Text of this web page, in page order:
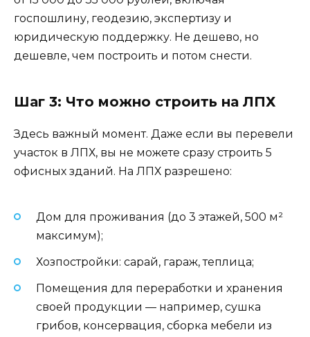
госпошлину, геодезию, экспертизу и
юридическую поддержку. Не дешево, но
дешевле, чем построить и потом снести.
Шаг 3: Что можно строить на ЛПХ
Здесь важный момент. Даже если вы перевели
участок в ЛПХ, вы не можете сразу строить 5
офисных зданий. На ЛПХ разрешено:
Дом для проживания (до 3 этажей, 500 м²
максимум);
Хозпостройки: сарай, гараж, теплица;
Помещения для переработки и хранения
своей продукции — например, сушка
грибов, консервация, сборка мебели из